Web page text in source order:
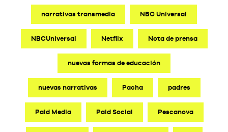
narrativas transmedia NBC Universal
NBCUniversal Netflix Nota de prensa
nuevas formas de educación
nuevas narrativas Pacha padres
Paid Media Paid Social Pescanova